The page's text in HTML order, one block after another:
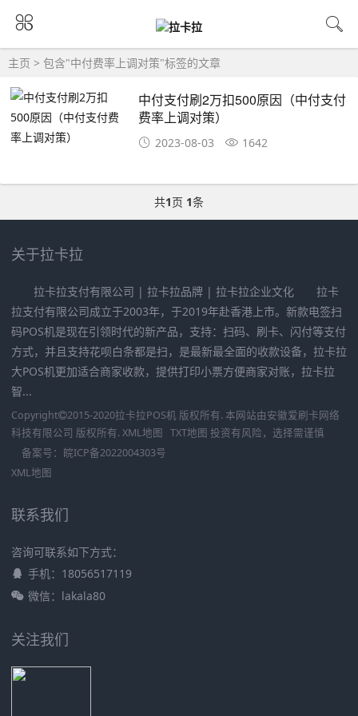
主页 > 包含"中付费率上调对策"标签的文章
中付支付刷2万扣500原因（中付支付
费率上调对策）
2023-08-03 1642
共1页 1条
关于拉卡拉
拉卡拉支付有限公司 | 拉卡拉品牌 | 拉卡拉企业文化 拉卡
拉支付有限公司成立于2003年，于2019年赴香港上市。新款电签扫
码POS机是现在引领时代的新产品，支持：扫码、刷卡、闪付等支付
方式，并且支持花呗白条都是扫，是最新最全面的收款设备，拉卡拉
大POS机更加适合商家收款，提供打印小票方便商家对账，拉卡拉
智...
Copyright 2015-2020拉卡拉POS机 版权所有. 本网站由安徽爱刷卡网络
科技有限公司 版权所有. XML地图 TXT地图 投资有风险，选择需谨慎
备案号： 皖ICP备2022004303号
XML地图
联系我们
咨询可联系如下方式：
手机：18056517119
微信：lakala80
关注我们